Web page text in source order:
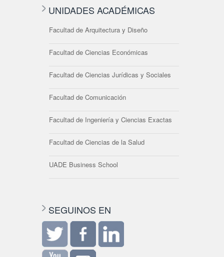
UNIDADES ACADÉMICAS
Facultad de Arquitectura y Diseño
Facultad de Ciencias Económicas
Facultad de Ciencias Jurídicas y Sociales
Facultad de Comunicación
Facultad de Ingeniería y Ciencias Exactas
Facultad de Ciencias de la Salud
UADE Business School
SEGUINOS EN